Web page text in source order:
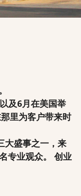
及6月在美国举
里为客户带来时
大盛事之一，来
专业观众。 创业